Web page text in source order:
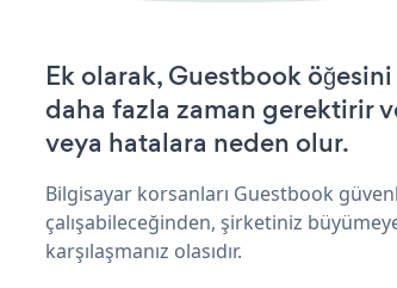
Ek olarak, Guestbook
daha fazla zaman gerektirir
veya hatalara neden olur.
Bilgisayar korsanları Guestbook
çalışabileceğinden, şirketiniz
karşılaşmanız olasıdır.